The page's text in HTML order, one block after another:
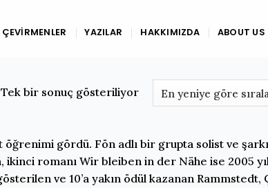
ÇEVIRMENLER YAZILAR HAKKIMIZDA ABOUT US
Tek bir sonuç gösteriliyor
öğrenimi gördü. Fön adlı bir grupta solist ve
romanı Wir bleiben in der Nähe ise 2005
ve 10’a yakın ödül kazanan